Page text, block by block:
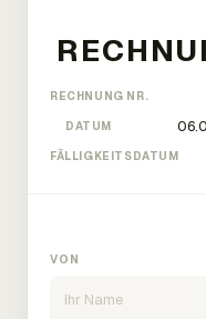
RECHNUNG NR.
DATUM
FÄLLIGKEITSDATUM
VON